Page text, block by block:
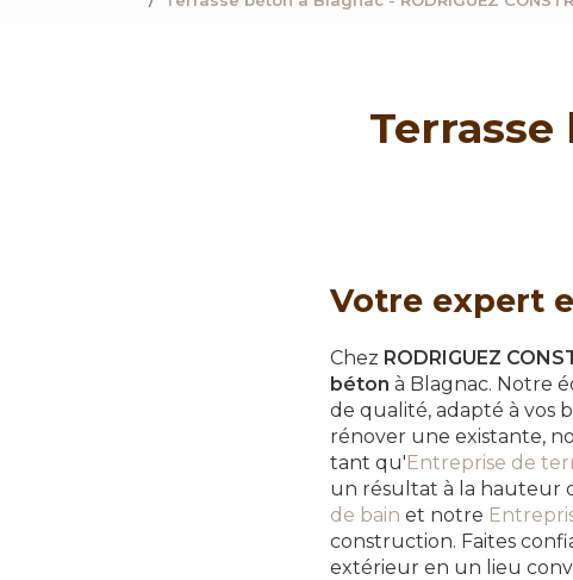
Terrasse
Votre expert
Chez RODRIGUEZ
béton à Blagnac. Notre
de qualité, adapté à vos
rénover une existante,
tant qu'Entreprise de
un résultat à la hauteur
de bain et notre
construction. Faites
extérieur en un lieu